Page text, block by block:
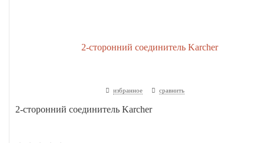
избранное сравнить
2-сторонний соединитель Karcher